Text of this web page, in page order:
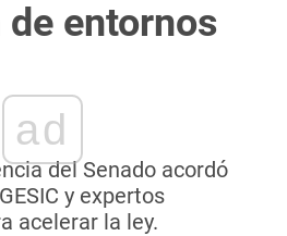
entornos
ad
del Senado acordó
y expertos
acelerar la ley.